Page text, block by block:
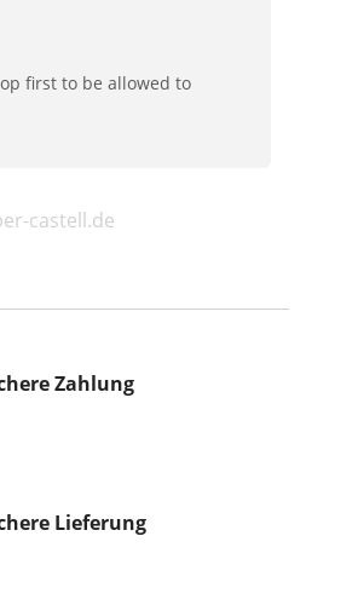
first to be allowed to
castell.de
Zahlung
Lieferung